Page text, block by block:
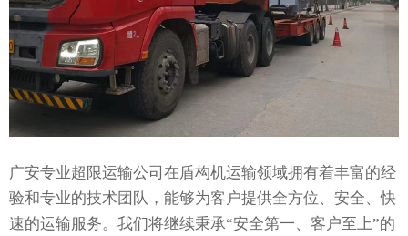
广安专业超限运输公司在盾构机运输领域拥有着丰富的经
验和专业的技术团队，能够为客户提供全方位、安全、快
速的运输服务。我们将继续秉承“安全第一、客户至上”的